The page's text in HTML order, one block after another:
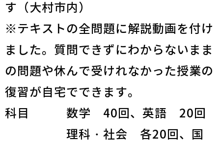
す（大村市内）
※テキストの全問題に解説動画を付け
ました。質問できずにわからないまま
の問題や休んで受けれなかった授業の
復習が自宅でできます。
科目 数学 40回、英語 20回
理科・社会 各20回、国